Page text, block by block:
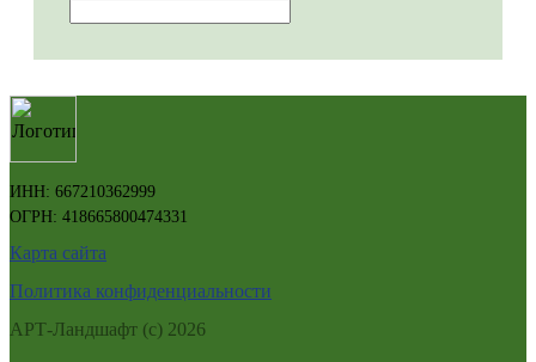
ИНН: 667210362999
ОГРН: 418665800474331
Карта сайта
Политика конфиденциальности
АРТ-Ландшафт (с) 2026